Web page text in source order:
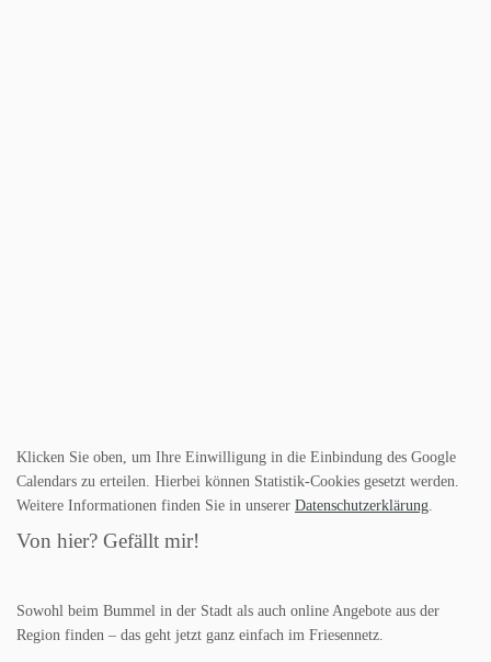
Klicken Sie oben, um Ihre Einwilligung in die Einbindung des Google
Calendars zu erteilen. Hierbei können Statistik-Cookies gesetzt werden.
Weitere Informationen finden Sie in unserer Datenschutzerklärung.
Von hier? Gefällt mir!
Sowohl beim Bummel in der Stadt als auch online Angebote aus der
Region finden – das geht jetzt ganz einfach im Friesennetz.